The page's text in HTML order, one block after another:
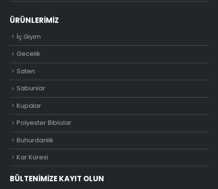
ÜRÜNLERIMIZ
İç Giyim
Gecelik
Saten
Sabunlar
Kupalar
Polyester Biblolar
Buhurdanlık
Kar Küresi
BÜLTENIMIZE KAYIT OLUN